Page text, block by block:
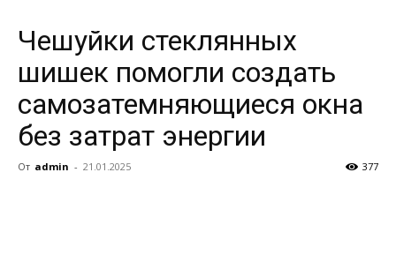
Чешуйки стеклянных
шишек помогли создать
самозатемняющиеся окна
без затрат энергии
От admin - 21.01.2025 377